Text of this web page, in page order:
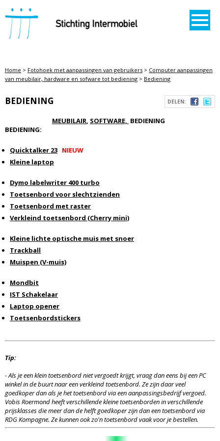
STICHTING INTERMOBIEL
Home > Fotohoek met aanpassingen van gebruikers > Computer aanpassingen
van meubilair, hardware en sofware tot bediening > Bediening
DELEN:
BEDIENING
MEUBILAIR, SOFTWARE, BEDIENING
BEDIENING:
Quicktalker 23 NIEUW
Kleine laptop
Dymo labelwriter 400 turbo
Toetsenbord voor slechtzienden
Toetsenbord met raster
Verkleind toetsenbord (Cherry mini)
Kleine lichte optische muis met snoer
Trackball
Muispen (V-muis)
Mondbit
IST Schakelaar
Laptop opener
Toetsenbordstickers
Tip:
-Als je een klein toetsenbord niet vergoedt krijgt, vraag dan eens bij een PC
winkel in de buurt naar een verkleind toetsenbord. Ze zijn daar veel
goedkoper dan als je het toetsenbord via een aanpassingsbedrijf vergoed.
Vobis Roermond heeft verschillende kleine toetsenborden in verschillende
prijsklasses die meer dan de helft goedkoper zijn dan een toetsenbord via
RDG Kompagne. Ze kunnen ook zo'n toetsenbord vaak voor je bestellen.